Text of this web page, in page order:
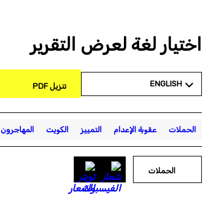
اختيار لغة لعرض التقرير
ENGLISH تنزيل PDF
الحملات عقوبة الإعدام التمييز الكويت المهاجرون
الحملات